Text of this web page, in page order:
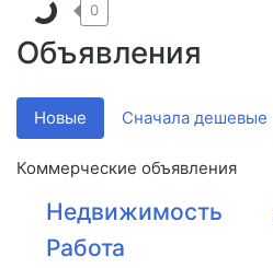
Объявления
0
Новые Сначала дешевые
Коммерческие объявления
Недвижимость
Работа